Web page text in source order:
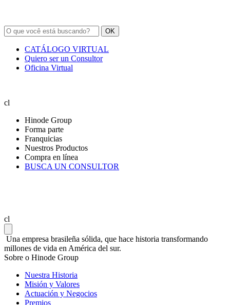
OK
CATÁLOGO VIRTUAL
Quiero ser un Consultor
Oficina Virtual
cl
Hinode Group
Forma parte
Franquicias
Nuestros Productos
Compra en línea
BUSCA UN CONSULTOR
cl
Una empresa brasileña sólida, que hace historia transformando
millones de vida en América del sur.
Sobre o Hinode Group
Nuestra Historia
Misión y Valores
Actuación y Negocios
Premios